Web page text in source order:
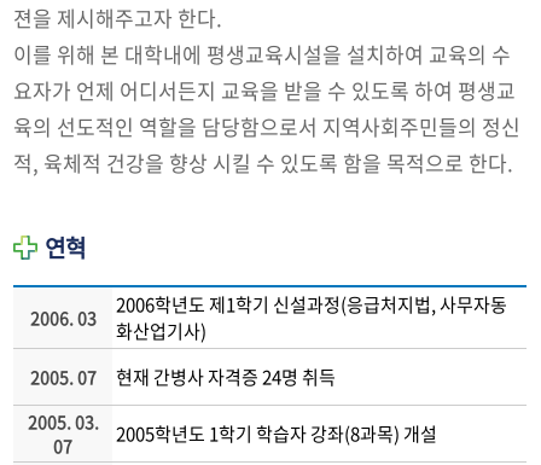
젼을 제시해주고자 한다.
이를 위해 본 대학내에 평생교육시설을 설치하여 교육의 수
요자가 언제 어디서든지 교육을 받을 수 있도록 하여 평생교
육의 선도적인 역할을 담당함으로서 지역사회주민들의 정신
적, 육체적 건강을 향상 시킬 수 있도록 함을 목적으로 한다.
연혁
2006. 03
2006학년도 제1학기 신설과정(응급처지법, 사무자동
화산업기사)
2005. 07 현재 간병사 자격증 24명 취득
2005. 03.
07
2005학년도 1학기 학습자 강좌(8과목) 개설